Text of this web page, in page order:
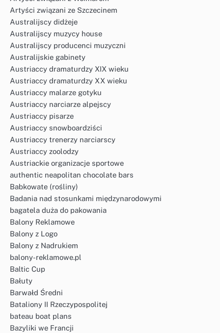
Artyści związani ze Szczecinem
Australijscy didżeje
Australijscy muzycy house
Australijscy producenci muzyczni
Australijskie gabinety
Austriaccy dramaturdzy XIX wieku
Austriaccy dramaturdzy XX wieku
Austriaccy malarze gotyku
Austriaccy narciarze alpejscy
Austriaccy pisarze
Austriaccy snowboardziści
Austriaccy trenerzy narciarscy
Austriaccy zoolodzy
Austriackie organizacje sportowe
authentic neapolitan chocolate bars
Babkowate (rośliny)
Badania nad stosunkami międzynarodowymi
bagatela duża do pakowania
Balony Reklamowe
Balony z Logo
Balony z Nadrukiem
balony-reklamowe.pl
Baltic Cup
Bałuty
Barwałd Średni
Bataliony II Rzeczypospolitej
bateau boat plans
Bazyliki we Francji